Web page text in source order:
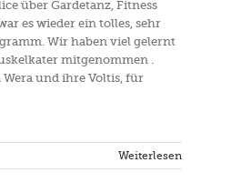
über Gardetanz, Fitness
es wieder ein tolles, sehr
Wir haben viel gelernt
mitgenommen .
Wera und ihre Voltis, für
Weiterlesen